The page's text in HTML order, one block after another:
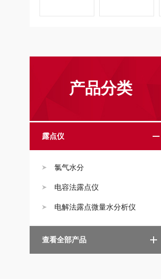
产品分类
露点仪
氯气水分
电容法露点仪
电解法露点微量水分析仪
查看全部产品